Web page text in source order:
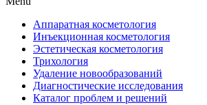
Аппаратная косметология
Инъекционная косметология
Эстетическая косметология
Трихология
Удаление новообразований
Диагностические исследования
Каталог проблем и решений